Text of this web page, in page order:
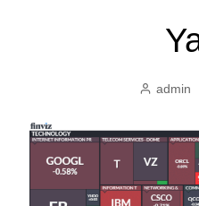
History
Entrepreneurship
admin